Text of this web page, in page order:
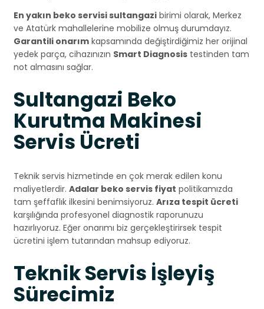
En yakın beko servisi sultangazi birimi olarak, Merkez
ve Atatürk mahallelerine mobilize olmuş durumdayız.
Garantili onarım kapsamında değiştirdiğimiz her orijinal
yedek parça, cihazınızın Smart Diagnosis testinden tam
not almasını sağlar.
Sultangazi Beko
Kurutma Makinesi
Servis Ücreti
Teknik servis hizmetinde en çok merak edilen konu
maliyetlerdir. Adalar beko servis fiyat politikamızda
tam şeffaflık ilkesini benimsiyoruz. Arıza tespit ücreti
karşılığında profesyonel diagnostik raporunuzu
hazırlıyoruz. Eğer onarımı biz gerçekleştirirsek tespit
ücretini işlem tutarından mahsup ediyoruz.
Teknik Servis İşleyiş
Sürecimiz